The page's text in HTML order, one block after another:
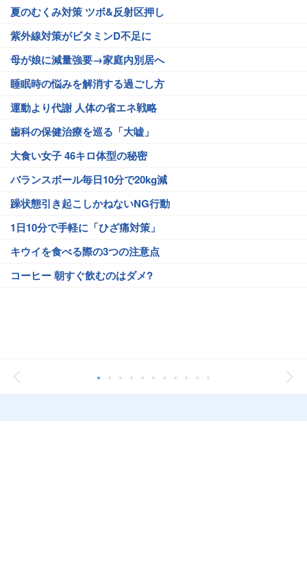
夏のむくみ対策 ツボ&反射区押し
紫外線対策がビタミンD不足に
母が娘に減量強要→家庭内別居へ
睡眠時の悩みを解消する過ごし方
運動より代謝 人体の省エネ戦略
歯科の保健治療を巡る「大嘘」
大食い女子 46キロ体型の秘密
バランスボール毎日10分で20kg減
躁状態引き起こしかねないNG行動
1日10分で手軽に「ひざ痛対策」
キウイを食べる際の3つの注意点
コーヒー 朝すぐ飲むのはダメ?